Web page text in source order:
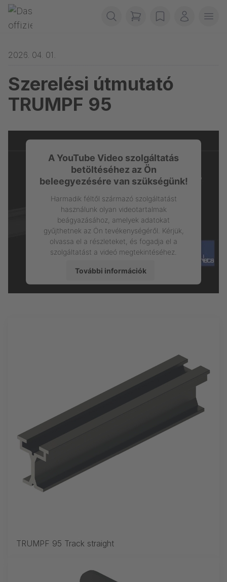
Navigáció átugrása
Gerriets
items in cart, view
wishlistAz én
2026. 04. 01.
Szerelési útmutató
TRUMPF 95
A YouTube Video szolgáltatás
betöltéséhez az Ön
beleegyezésére van szükségünk!
Harmadik féltől származó szolgáltatást
használunk olyan videotartalmak
beágyazásához, amelyek adatokat
gyűjthetnek az Ön tevékenységéről. Kérjük,
olvassa el a részleteket, és fogadja el a
szolgáltatást a videó megtekintéséhez.
További információk
TRUMPF 95 Track straight